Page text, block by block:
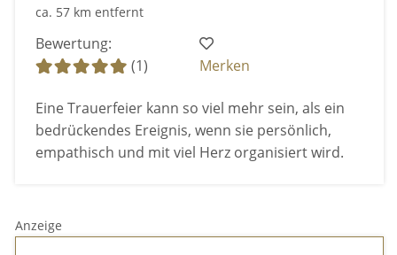
ca. 57 km entfernt
Bewertung:
(1)
Merken
Eine Trauerfeier kann so viel mehr sein, als ein
bedrückendes Ereignis, wenn sie persönlich,
empathisch und mit viel Herz organisiert wird.
Anzeige